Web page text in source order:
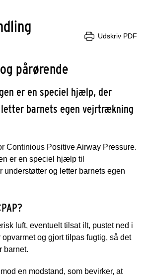
Udskriv PDF
pårørende
er en speciel hjælp, der
barnets egen vejrtrækning
Continious Positive Airway Pressure.
er en speciel hjælp til
og letter barnets egen
luft, eventuelt tilsat ilt, pustet ned i
opvarmet og gjort tilpas fugtig, så det
barnet.
en modstand, som bevirker, at